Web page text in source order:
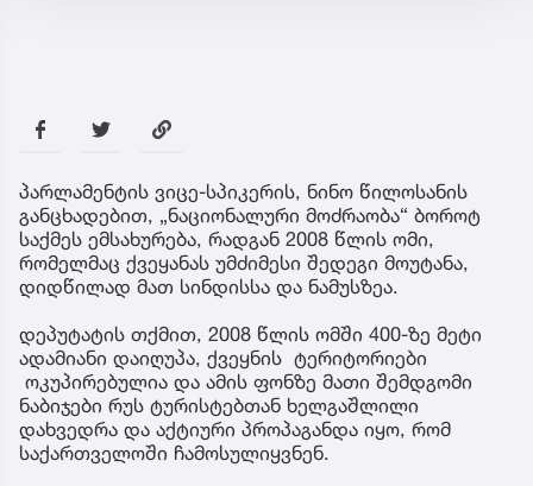
პარლამენტის ვიცე-სპიკერის, ნინო წილოსანის
განცხადებით, „ნაციონალური მოძრაობა“ ბოროტ
საქმეს ემსახურება, რადგან 2008 წლის ომი,
რომელმაც ქვეყანას უმძიმესი შედეგი მოუტანა,
დიდწილად მათ სინდისსა და ნამუსზეა.
დეპუტატის თქმით, 2008 წლის ომში 400-ზე მეტი
ადამიანი დაიღუპა, ქვეყნის ტერიტორიები
ოკუპირებულია და ამის ფონზე მათი შემდგომი
ნაბიჯები რუს ტურისტებთან ხელგაშლილი
დახვედრა და აქტიური პროპაგანდა იყო, რომ
საქართველოში ჩამოსულიყვნენ.